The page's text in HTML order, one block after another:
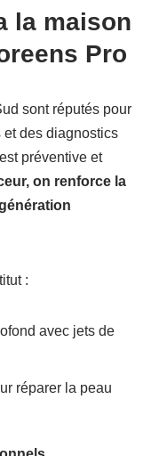
la maison
Pro
sont réputés pour
et des diagnostics
préventive et
on renforce la
:
avec jets de
réparer la peau